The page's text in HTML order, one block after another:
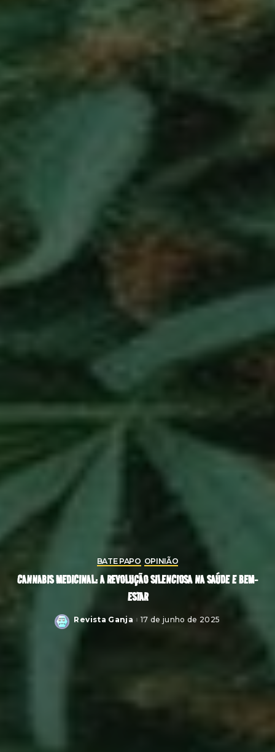
BATE PAPO OPINIÃO
CANNABIS MEDICINAL: A REVOLUÇÃO SILENCIOSA NA SAÚDE E BEM-
ESTAR
Posted
Revista Ganja 17 de junho de 2025